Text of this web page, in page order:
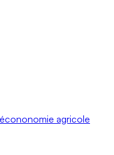
agricole